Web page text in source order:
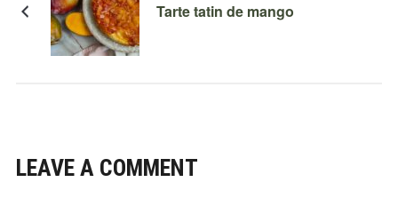
Tarte tatin de mango
LEAVE A COMMENT